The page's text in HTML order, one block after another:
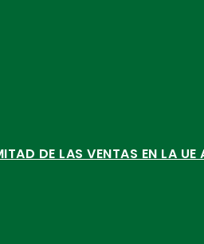
DE LAS VENTAS EN LA UE